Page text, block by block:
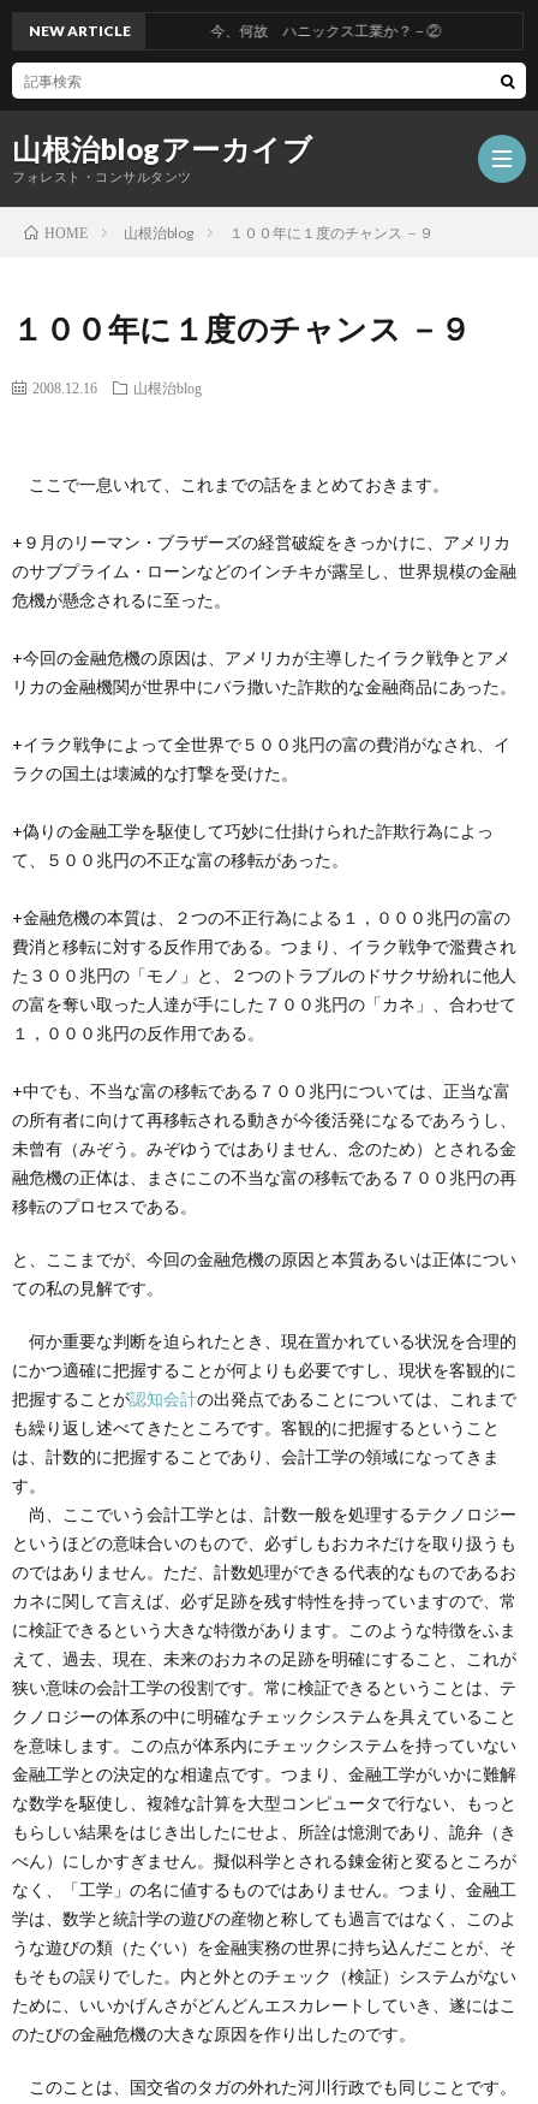
山根治blogアーカイブ
フォレスト・コンサルタンツ
創
治
社
NEW ARTICLE 今、何故 ハニックス工業か？－②
HOME 山根治blog １００年に１度のチャンス －９
１００年に１度のチャンス －９
2008.12.16 山根治blog
ここで一息いれて、これまでの話をまとめておきます。
+９月のリーマン・ブラザーズの経営破綻をきっかけに、アメリカ
のサブプライム・ローンなどのインチキが露呈し、世界規模の金融
危機が懸念されるに至った。
+今回の金融危機の原因は、アメリカが主導したイラク戦争とアメ
リカの金融機関が世界中にバラ撒いた詐欺的な金融商品にあった。
+イラク戦争によって全世界で５００兆円の富の費消がなされ、イ
ラクの国土は壊滅的な打撃を受けた。
+偽りの金融工学を駆使して巧妙に仕掛けられた詐欺行為によっ
て、５００兆円の不正な富の移転があった。
+金融危機の本質は、２つの不正行為による１，０００兆円の富の
費消と移転に対する反作用である。つまり、イラク戦争で濫費され
た３００兆円の「モノ」と、２つのトラブルのドサクサ紛れに他人
の富を奪い取った人達が手にした７００兆円の「カネ」、合わせて
１，０００兆円の反作用である。
+中でも、不当な富の移転である７００兆円については、正当な富
の所有者に向けて再移転される動きが今後活発になるであろうし、
未曾有（みぞう。みぞゆうではありません、念のため）とされる金
融危機の正体は、まさにこの不当な富の移転である７００兆円の再
移転のプロセスである。
と、ここまでが、今回の金融危機の原因と本質あるいは正体につい
ての私の見解です。
何か重要な判断を迫られたとき、現在置かれている状況を合理的
にかつ適確に把握することが何よりも必要ですし、現状を客観的に
把握することが認知会計の出発点であることについては、これまで
も繰り返し述べてきたところです。客観的に把握するということ
は、計数的に把握することであり、会計工学の領域になってきま
す。
尚、ここでいう会計工学とは、計数一般を処理するテクノロジー
というほどの意味合いのもので、必ずしもおカネだけを取り扱うも
のではありません。ただ、計数処理ができる代表的なものであるお
カネに関して言えば、必ず足跡を残す特性を持っていますので、常
に検証できるという大きな特徴があります。このような特徴をふま
えて、過去、現在、未来のおカネの足跡を明確にすること、これが
狭い意味の会計工学の役割です。常に検証できるということは、テ
クノロジーの体系の中に明確なチェックシステムを具えていること
を意味します。この点が体系内にチェックシステムを持っていない
金融工学との決定的な相違点です。つまり、金融工学がいかに難解
な数学を駆使し、複雑な計算を大型コンピュータで行ない、もっと
もらしい結果をはじき出したにせよ、所詮は憶測であり、詭弁（き
べん）にしかすぎません。擬似科学とされる錬金術と変るところが
なく、「工学」の名に値するものではありません。つまり、金融工
学は、数学と統計学の遊びの産物と称しても過言ではなく、このよ
うな遊びの類（たぐい）を金融実務の世界に持ち込んだことが、そ
もそもの誤りでした。内と外とのチェック（検証）システムがない
ために、いいかげんさがどんどんエスカレートしていき、遂にはこ
のたびの金融危機の大きな原因を作り出したのです。
このことは、国交省のタガの外れた河川行政でも同じことです。